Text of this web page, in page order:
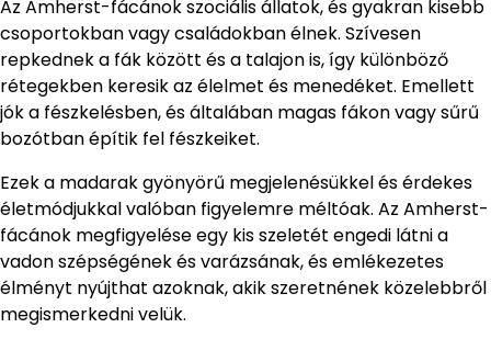
Az Amherst-fácánok szociális állatok, és gyakran kisebb
csoportokban vagy családokban élnek. Szívesen
repkednek a fák között és a talajon is, így különböző
rétegekben keresik az élelmet és menedéket. Emellett
jók a fészkelésben, és általában magas fákon vagy sűrű
bozótban építik fel fészkeiket.
Ezek a madarak gyönyörű megjelenésükkel és érdekes
életmódjukkal valóban figyelemre méltóak. Az Amherst-
fácánok megfigyelése egy kis szeletét engedi látni a
vadon szépségének és varázsának, és emlékezetes
élményt nyújthat azoknak, akik szeretnének közelebbről
megismerkedni velük.